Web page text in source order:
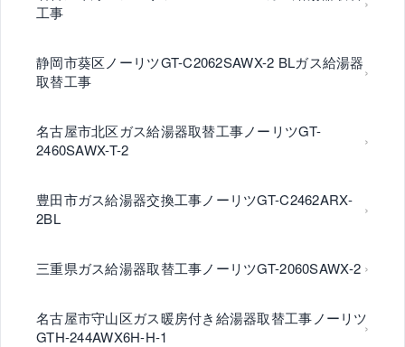
工事
静岡市葵区ノーリツGT-C2062SAWX-2 BLガス給湯器
取替工事
名古屋市北区ガス給湯器取替工事ノーリツGT-
2460SAWX-T-2
豊田市ガス給湯器交換工事ノーリツGT-C2462ARX-
2BL
三重県ガス給湯器取替工事ノーリツGT-2060SAWX-2
名古屋市守山区ガス暖房付き給湯器取替工事ノーリツ
GTH-244AWX6H-H-1